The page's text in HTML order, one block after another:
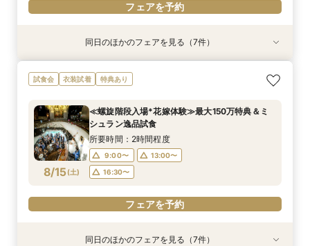
フェアを予約
8/14(金)
≪オンライン相談≫30分～OK！会場/金額/日程
*聞きたいことだけ
11:00〜
12:00〜
13:00〜
15:00〜
17:00〜
特典あり
8/14(金)
≪ドレス試着付≫札幌花嫁に人気の衣装試着*最
大150万優待
11:00〜
13:00〜
14:00〜
16:00〜
フェアを予約
8/14(金)
≪夜遅い時間からOK≫お仕事＆デート帰り／1時
間でご案内可能
16:00〜
17:00〜
18:00〜
19:00〜
フェアを予約
特典あり
8/14(金)
≪1軒目見学がお得≫お祝いギフト付☆ゼロから
わかる
11:00〜
13:00〜
14:00〜
16:00〜
18:00〜
特典あり
8/14(金)
≪大聖堂挙式×螺旋階段≫2会場見学ツアー*
11:00〜
13:00〜
15:00〜
17:00〜
フェアを予約
特典あり
8/14(金)
≪螺旋階段入場*花嫁体験≫≫料理高評価◎最大
150万特典
11:00〜
13:00〜
14:00〜
16:00〜
18:00〜
衣装試着 特典あり
8/14(金)
＼2日間限定BBQ試食付／教会×ピエトラセレー
ナ×姉妹店見学
11:30〜 16:30〜
フェアを予約
同日のほかのフェアを見る（7件）
試食会 衣装試着 特典あり
8/15(土)
≪螺旋階段入場*花嫁体験≫最大150万特典＆ミ
シュラン逸品試食
所要時間：2時間程度
9:00〜
13:00〜
16:30〜
フェアを予約
衣装試着 特典あり
衣装試着 特典あり
衣装試着 特典あり
衣装試着 特典あり
衣装試着 特典あり
同日のほかのフェアを見る（7件）